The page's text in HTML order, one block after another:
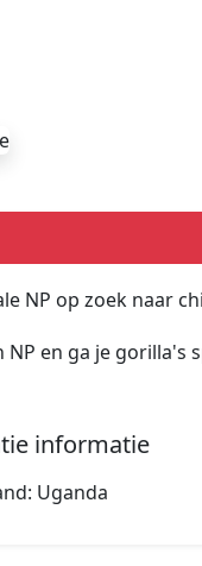
NP op zoek naar
NP en ga je gorilla's
informatie
Uganda